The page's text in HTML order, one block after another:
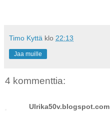
Timo Kyttä klo 22:13
Jaa muille
4 kommenttia:
Ulrika50v.blogspot.com